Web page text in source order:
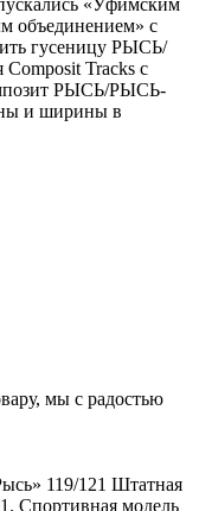
объединением» с
гусеницу РЫСЬ/
Tracks с
РЫСЬ/РЫСЬ-
и ширины в
мы с радостью
119/121 Штатная
Спортивная модель